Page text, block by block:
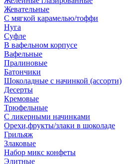
Жевательные
С мягкой карамелью/тоффи
Нуга
Суфле
В вафельном корпусе
Вафельные
Пралиновые
Батончики
Шоколадные с начинкой (ассорти)
Десерты
Кремовые
Трюфельные
С ликерными начинками
Орехи,фрукты/злаки в шоколаде
Грильяж
Злаковые
Набор микс конфеты
Элитные